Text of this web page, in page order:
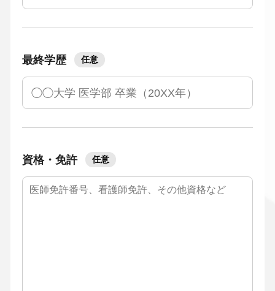
最終学歴 任意
資格・免許 任意